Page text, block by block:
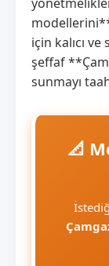
için kalıcı
şeffaf
sunmayı
📐